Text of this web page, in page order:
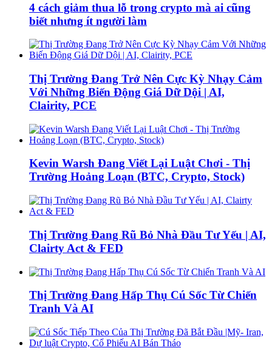
4 cách giảm thua lỗ trong crypto mà ai cũng
biết nhưng ít người làm
Thị Trường Đang Trở Nên Cực Kỳ Nhạy Cảm
Với Những Biến Động Giá Dữ Dội | AI,
Clairity, PCE
Kevin Warsh Đang Viết Lại Luật Chơi - Thị
Trường Hoảng Loạn (BTC, Crypto, Stock)
Thị Trường Đang Rũ Bỏ Nhà Đầu Tư Yếu | AI,
Clairty Act & FED
Thị Trường Đang Hấp Thụ Cú Sốc Từ Chiến
Tranh Và AI